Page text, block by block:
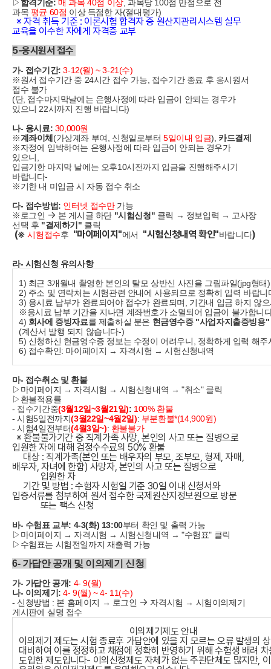
▷ 합격기준: 매 과목 40점 이상, 과목당 100점 만점으로 전
과목 평균 60점 이상 득점한 자(절대평가)
※ 자격 취득 기준 : 이론시험 합격자 중 원산지관리시스템 실무
교육을 이수한 자에게 자격증 교부
5-응시원서 접수
가- 접수기간:3-12(월) ~ 3-21(수)
※원서 접수기간 중 24시간 접수 가능, 접수기간 종료 후 응시원서
접수 불가
(단, 접수마지막날에는 은행사정에 따라 입금이 안되는 경우가
있으니 22시까지 진행 바랍니다)
나- 응시료: 30,000원
※계좌이체 (가상계좌 부여, 신청일로부터5일이내 입금), 카드결제
※자정에 임박하여는 은행사정에 따라 입금이 안되는 경우가
있으니,
입금기한 마지막 날에는 오후10시전까지 입금을 진행해주시기
바랍니다-
※기한 내 미입금 시 자동 접수 취소
다- 접수방법: 인터넷 접수만가능
※로그인 → 본 게시글 하단 "시험신청" 클릭 → 정보입력 → 고사장
선택 후 "결제하기" 클릭
(※시험접수후 "마이페이지"에서 "시험신청내역 확인"바랍니다)
라- 시험신청 유의사항
1) 최근 3개월내 촬영한 본인의 탈모 상반신 사진을 그림파일(jpg형태
2) 주소 및 연락처는 시험관련 안내에 사용되므로 정확히 입력 바랍니
3) 응시료 납부가 완료되어야 접수가 완료되며, 기간내 입금 하지 않
※응시료 납부 기간을 지나면 계좌번호가 소멸되어 입금이 불가합니
4) 회사에 증빙자료를 제출하실 분은 현금영수증 "사업자지출증빙용"
(계산서 발행 되지 않습니다-)
5) 신청하신 현금영수증 정보는 수정이 어려우니, 정확하게 입력 해주
6) 접수확인: 마이페이지 → 자격시험 → 시험신청내역
마- 접수취소 및 환불
▷마이페이지 → 자격시험 → 시험신청내역 → "취소" 클릭
▷환불적용률
- 접수기간중(3월12일~3월21일): 100% 환불
- 시험5일전까지(3월22일~4월2일): 부분환불*(14,900원)
- 시험4일전부터(4월3일~): 환불불가
※ 환불불가기간 중 직계가족 사망, 본인의 사고 또는 질병으로
입원한 자에 대해 검정수수료의 50% 환불
대상 : 직계가족(본인 또는 배우자의 부모, 조부모, 형제, 자매,
배우자, 자녀에 한함) 사망자, 본인의 사고 또는 질병으로
입원한 자
기간 및 방법 : 수험자 시험일 기준 30일 이내 신청서와
입증서류를 첨부하여 원서 접수한 국제원산지정보원으로 방문
또는 팩스 신청
바- 수험표 교부: 4-3(화) 13:00부터 확인 및 출력 가능
▷마이페이지 → 자격시험 → 시험신청내역 → "수험표" 클릭
▷수험표는 시험전일까지 재출력 가능
6- 가답안 공개 및 이의제기 신청
가- 가답안 공개: 4- 9(월)
나- 이의제기: 4- 9(월) ~ 4- 11(수)
- 신청방법 : 본 홈페이지 → 로그인 → 자격시험 → 시험이의제기
게시판에 실명 접수
이의제기제도 안내
이의제기 제도는 시험 종료후 가답안에 있을 지 모르는 오류 발생의
대비하여 이를 정정하고 채점에 정확히 반영하기 위해 수험생 배려
도입한 제도입니다- 이의신청제도 자체가 없는 주관단체도 많지만,